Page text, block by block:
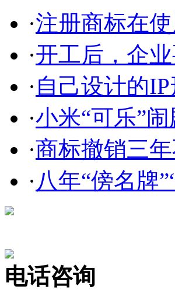
·注册商标在
·开工后，企
· 自己设计的
·小米“可乐”
·商标撤销三
· 八年“傍名牌
电话咨询